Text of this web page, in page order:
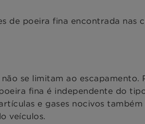
de poeira fina encontrada
se limitam ao
fina é independente do
e gases nocivos
veículos.